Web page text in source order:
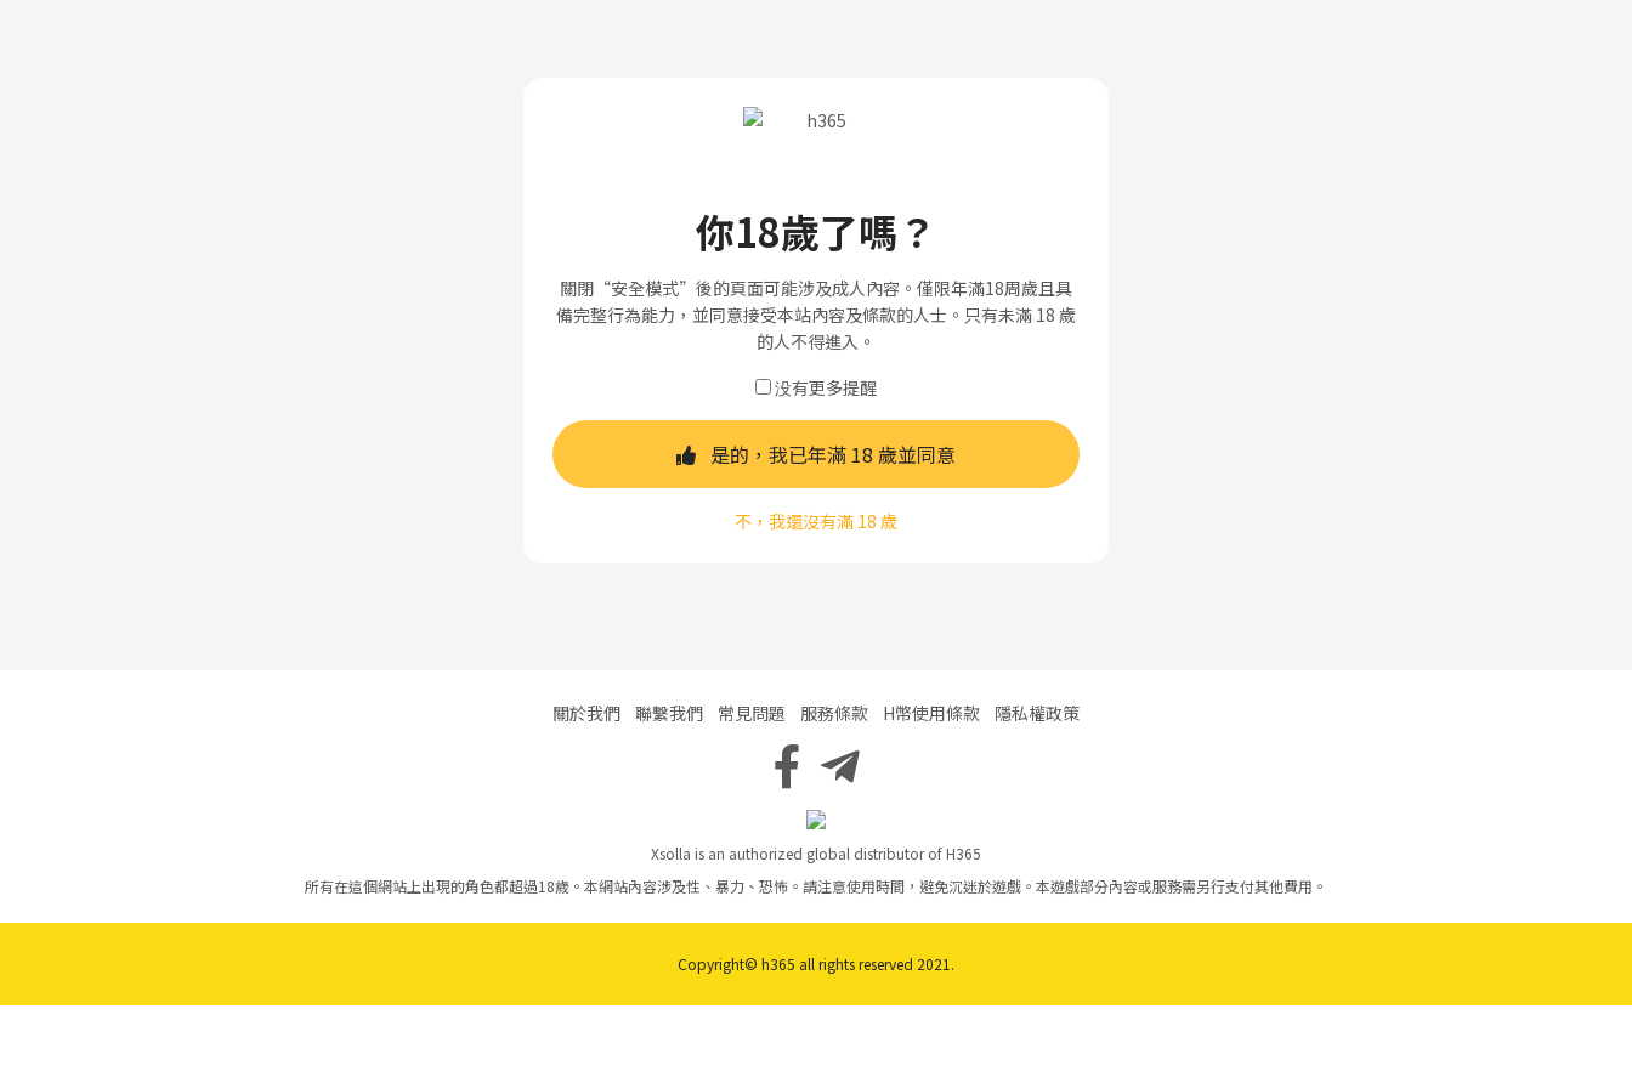
你18歲了嗎？
關閉“安全模式”後的頁面可能涉及成人內容。僅限年滿18周歲且具
備完整行為能力，並同意接受本站內容及條款的人士。只有未滿 18 歲
的人不得進入。
没有更多提醒
是的，我已年滿 18 歲並同意
不，我還沒有滿 18 歲
關於我們 聯繫我們 常見問題 服務條款 H幣使用條款 隱私權政策
Xsolla is an authorized global distributor of H365
所有在這個網站上出現的角色都超過18歲。本網站內容涉及性、暴力、恐怖。請注意使用時間，避免沉迷於遊戲。本遊戲部分內容或服務需另行支付其他費用。
Copyright© h365 all rights reserved 2021.